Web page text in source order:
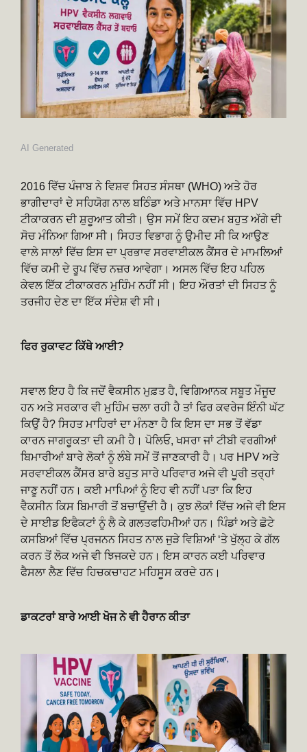
AI Generated
2016 ਵਿੱਚ ਪੰਜਾਬ ਨੇ ਵਿਸ਼ਵ ਸਿਹਤ ਸੰਸਥਾ (WHO) ਅਤੇ ਹੋਰ
ਭਾਗੀਦਾਰਾਂ ਦੇ ਸਹਿਯੋਗ ਨਾਲ ਬਠਿੰਡਾ ਅਤੇ ਮਾਨਸਾ ਵਿੱਚ HPV
ਟੀਕਾਕਰਨ ਦੀ ਸ਼ੁਰੂਆਤ ਕੀਤੀ। ਉਸ ਸਮੇਂ ਇਹ ਕਦਮ ਬਹੁਤ ਅੱਗੇ ਦੀ
ਸੋਚ ਮੰਨਿਆ ਗਿਆ ਸੀ। ਸਿਹਤ ਵਿਭਾਗ ਨੂੰ ਉਮੀਦ ਸੀ ਕਿ ਆਉਣ
ਵਾਲੇ ਸਾਲਾਂ ਵਿੱਚ ਇਸ ਦਾ ਪ੍ਰਭਾਵ ਸਰਵਾਈਕਲ ਕੈਂਸਰ ਦੇ ਮਾਮਲਿਆਂ
ਵਿੱਚ ਕਮੀ ਦੇ ਰੂਪ ਵਿੱਚ ਨਜ਼ਰ ਆਵੇਗਾ। ਅਸਲ ਵਿੱਚ ਇਹ ਪਹਿਲ
ਕੇਵਲ ਇੱਕ ਟੀਕਾਕਰਨ ਮੁਹਿੰਮ ਨਹੀਂ ਸੀ। ਇਹ ਔਰਤਾਂ ਦੀ ਸਿਹਤ ਨੂੰ
ਤਰਜੀਹ ਦੇਣ ਦਾ ਇੱਕ ਸੰਦੇਸ਼ ਵੀ ਸੀ।
ਫਿਰ ਰੁਕਾਵਟ ਕਿੱਥੇ ਆਈ?
ਸਵਾਲ ਇਹ ਹੈ ਕਿ ਜਦੋਂ ਵੈਕਸੀਨ ਮੁਫ਼ਤ ਹੈ, ਵਿਗਿਆਨਕ ਸਬੂਤ ਮੌਜੂਦ
ਹਨ ਅਤੇ ਸਰਕਾਰ ਵੀ ਮੁਹਿੰਮ ਚਲਾ ਰਹੀ ਹੈ ਤਾਂ ਫਿਰ ਕਵਰੇਜ ਇੰਨੀ ਘੱਟ
ਕਿਉਂ ਹੈ? ਸਿਹਤ ਮਾਹਿਰਾਂ ਦਾ ਮੰਨਣਾ ਹੈ ਕਿ ਇਸ ਦਾ ਸਭ ਤੋਂ ਵੱਡਾ
ਕਾਰਨ ਜਾਗਰੂਕਤਾ ਦੀ ਕਮੀ ਹੈ। ਪੋਲਿਓ, ਖਸਰਾ ਜਾਂ ਟੀਬੀ ਵਰਗੀਆਂ
ਬਿਮਾਰੀਆਂ ਬਾਰੇ ਲੋਕਾਂ ਨੂੰ ਲੰਬੇ ਸਮੇਂ ਤੋਂ ਜਾਣਕਾਰੀ ਹੈ। ਪਰ HPV ਅਤੇ
ਸਰਵਾਈਕਲ ਕੈਂਸਰ ਬਾਰੇ ਬਹੁਤ ਸਾਰੇ ਪਰਿਵਾਰ ਅਜੇ ਵੀ ਪੂਰੀ ਤਰ੍ਹਾਂ
ਜਾਣੂ ਨਹੀਂ ਹਨ। ਕਈ ਮਾਪਿਆਂ ਨੂੰ ਇਹ ਵੀ ਨਹੀਂ ਪਤਾ ਕਿ ਇਹ
ਵੈਕਸੀਨ ਕਿਸ ਬਿਮਾਰੀ ਤੋਂ ਬਚਾਉਂਦੀ ਹੈ। ਕੁਝ ਲੋਕਾਂ ਵਿੱਚ ਅਜੇ ਵੀ ਇਸ
ਦੇ ਸਾਈਡ ਇਫੈਕਟਾਂ ਨੂੰ ਲੈ ਕੇ ਗਲਤਫਹਿਮੀਆਂ ਹਨ। ਪਿੰਡਾਂ ਅਤੇ ਛੋਟੇ
ਕਸਬਿਆਂ ਵਿੱਚ ਪ੍ਰਜਨਨ ਸਿਹਤ ਨਾਲ ਜੁੜੇ ਵਿਸ਼ਿਆਂ ‘ਤੇ ਖੁੱਲ੍ਹ ਕੇ ਗੱਲ
ਕਰਨ ਤੋਂ ਲੋਕ ਅਜੇ ਵੀ ਝਿਜਕਦੇ ਹਨ। ਇਸ ਕਾਰਨ ਕਈ ਪਰਿਵਾਰ
ਫੈਸਲਾ ਲੈਣ ਵਿੱਚ ਹਿਚਕਚਾਹਟ ਮਹਿਸੂਸ ਕਰਦੇ ਹਨ।
ਡਾਕਟਰਾਂ ਬਾਰੇ ਆਈ ਖੋਜ ਨੇ ਵੀ ਹੈਰਾਨ ਕੀਤਾ